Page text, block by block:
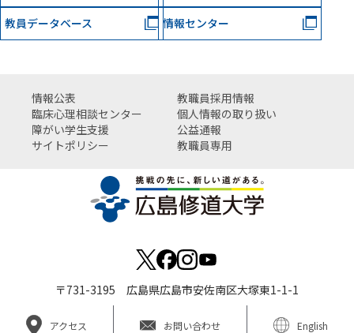
教員データベース 情報センター
情報公表
教職員採用情報
臨床心理相談センター
個人情報の取り扱い
障がい学生支援
公益通報
サイトポリシー
教職員専用
〒731-3195 広島県広島市安佐南区大塚東1-1-1
アクセス お問い合わせ English